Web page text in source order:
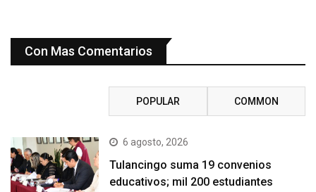
Con Mas Comentarios
POPULAR COMMON
6 agosto, 2026
Tulancingo suma 19 convenios
educativos; mil 200 estudiantes